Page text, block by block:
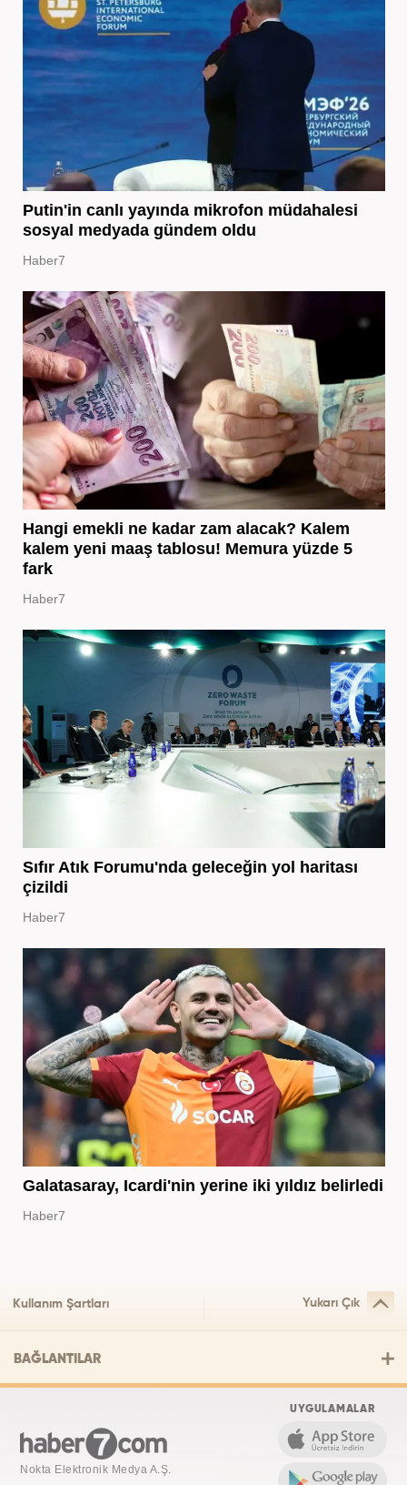
Putin'in canlı yayında mikrofon müdahalesi
sosyal medyada gündem oldu
Haber7
Hangi emekli ne kadar zam alacak? Kalem
kalem yeni maaş tablosu! Memura yüzde 5
fark
Haber7
Sıfır Atık Forumu'nda geleceğin yol haritası
çizildi
Haber7
Galatasaray, Icardi'nin yerine iki yıldız belirledi
Haber7
Kullanım Şartları Yukarı Çık
BAĞLANTILAR
Nokta Elektronik Medya A.Ş.
UYGULAMALAR